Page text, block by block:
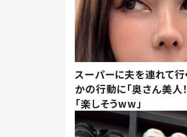
スーパーに夫を連れて行
かの行動に「奥さん美人
「楽しそうww」